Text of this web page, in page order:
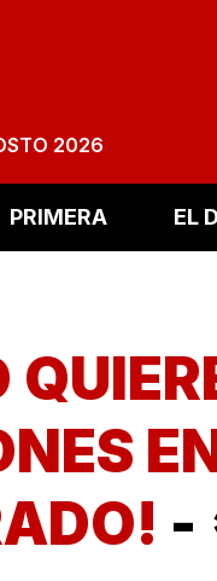
2026
PRIMERA EL
-